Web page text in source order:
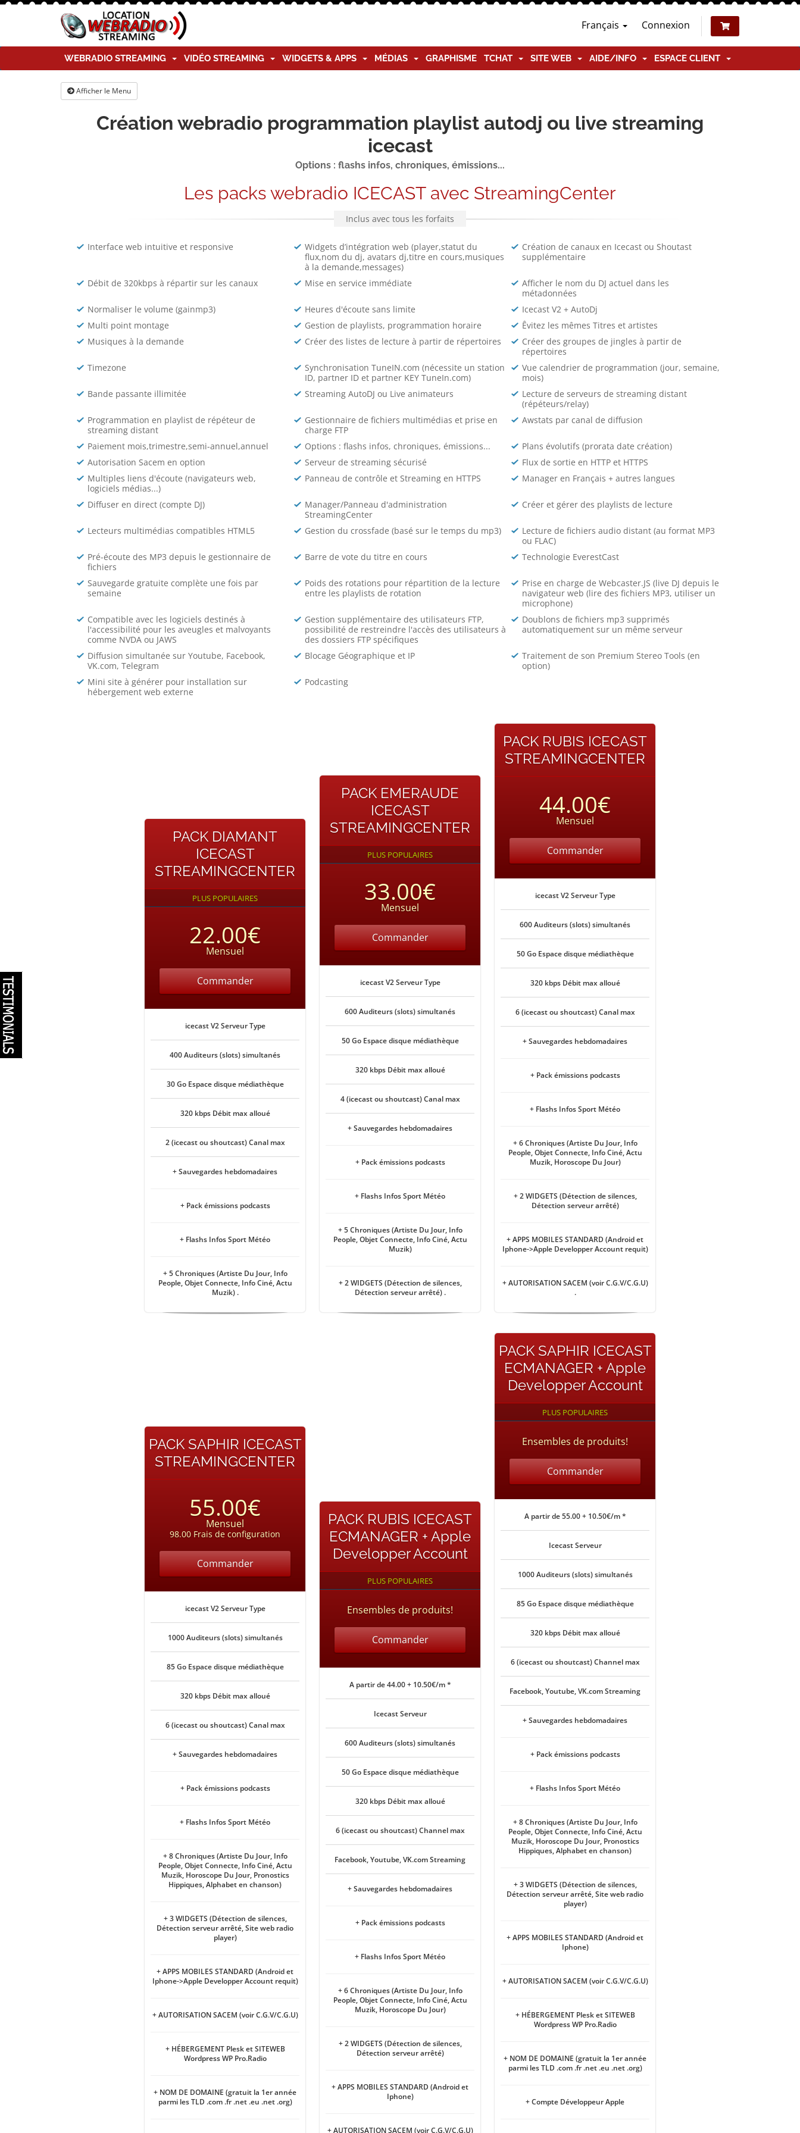
Français Connexion
WEBRADIO STREAMING VIDÉO STREAMING WIDGETS & APPS MÉDIAS GRAPHISME TCHAT SITE WEB AIDE/INFO ESPACE CLIENT
Afficher le Menu
Création webradio programmation playlist autodj ou live streaming
icecast
Options : flashs infos, chroniques, émissions...
Les packs webradio ICECAST avec StreamingCenter
Inclus avec tous les forfaits
Interface web intuitive et responsive
Widgets d’intégration web (player,statut du
flux,nom du dj, avatars dj,titre en cours,musiques
à la demande,messages)
Création de canaux en Icecast ou Shoutast
supplémentaire
Débit de 320kbps à répartir sur les canaux Mise en service immédiate
Afficher le nom du DJ actuel dans les
métadonnées
Normaliser le volume (gainmp3)
Heures d'écoute sans limite
Icecast V2 + AutoDj
Multi point montage
Gestion de playlists, programmation horaire
Êvitez les mêmes Titres et artistes
Musiques à la demande
Créer des listes de lecture à partir de répertoires
Créer des groupes de jingles à partir de
répertoires
Timezone
Synchronisation TuneIN.com (nécessite un station
ID, partner ID et partner KEY TuneIn.com)
Vue calendrier de programmation (jour, semaine,
mois)
Bande passante illimitée
Streaming AutoDJ ou Live animateurs
Lecture de serveurs de streaming distant
(répéteurs/relay)
Programmation en playlist de répéteur de
streaming distant
Gestionnaire de fichiers multimédias et prise en
charge FTP
Awstats par canal de diffusion
Paiement mois,trimestre,semi-annuel,annuel Options : flashs infos, chroniques, émissions...
Plans évolutifs (prorata date création)
Autorisation Sacem en option
Serveur de streaming sécurisé
Flux de sortie en HTTP et HTTPS
Multiples liens d'écoute (navigateurs web,
logiciels médias...)
Panneau de contrôle et Streaming en HTTPS Manager en Français + autres langues
Diffuser en direct (compte DJ)
Manager/Panneau d'administration
StreamingCenter
Créer et gérer des playlists de lecture
Lecteurs multimédias compatibles HTML5 Gestion du crossfade (basé sur le temps du mp3)
Lecture de fichiers audio distant (au format MP3
ou FLAC)
Pré-écoute des MP3 depuis le gestionnaire de
fichiers
Barre de vote du titre en cours Technologie EverestCast
Sauvegarde gratuite complète une fois par
semaine
Poids des rotations pour répartition de la lecture
entre les playlists de rotation
Prise en charge de Webcaster.JS (live DJ depuis le
navigateur web (lire des fichiers MP3, utiliser un
microphone)
Compatible avec les logiciels destinés à
l'accessibilité pour les aveugles et malvoyants
comme NVDA ou JAWS
Gestion supplémentaire des utilisateurs FTP,
possibilité de restreindre l'accès des utilisateurs à
des dossiers FTP spécifiques
Doublons de fichiers mp3 supprimés
automatiquement sur un même serveur
Diffusion simultanée sur Youtube, Facebook,
VK.com, Telegram
Blocage Géographique et IP
Traitement de son Premium Stereo Tools (en
option)
Mini site à générer pour installation sur
hébergement web externe
Podcasting
PACK DIAMANT
ICECAST
STREAMINGCENTER
PLUS POPULAIRES
22.00€
Mensuel
Commander
icecast V2 Serveur Type
400 Auditeurs (slots) simultanés
30 Go Espace disque médiathèque
320 kbps Débit max alloué
2 (icecast ou shoutcast) Canal max
+ Sauvegardes hebdomadaires
+ Pack émissions podcasts
+ Flashs Infos Sport Météo
+ 5 Chroniques (Artiste Du Jour, Info
People, Objet Connecte, Info Ciné, Actu
Muzik) .
PACK EMERAUDE
ICECAST
STREAMINGCENTER
PLUS POPULAIRES
33.00€
Mensuel
Commander
icecast V2 Serveur Type
600 Auditeurs (slots) simultanés
50 Go Espace disque médiathèque
320 kbps Débit max alloué
4 (icecast ou shoutcast) Canal max
+ Sauvegardes hebdomadaires
+ Pack émissions podcasts
+ Flashs Infos Sport Météo
+ 5 Chroniques (Artiste Du Jour, Info
People, Objet Connecte, Info Ciné, Actu
Muzik)
+ 2 WIDGETS (Détection de silences,
Détection serveur arrêté) .
PACK RUBIS ICECAST
STREAMINGCENTER
44.00€
Mensuel
Commander
icecast V2 Serveur Type
600 Auditeurs (slots) simultanés
50 Go Espace disque médiathèque
320 kbps Débit max alloué
6 (icecast ou shoutcast) Canal max
+ Sauvegardes hebdomadaires
+ Pack émissions podcasts
+ Flashs Infos Sport Météo
+ 6 Chroniques (Artiste Du Jour, Info
People, Objet Connecte, Info Ciné, Actu
Muzik, Horoscope Du Jour)
+ 2 WIDGETS (Détection de silences,
Détection serveur arrêté)
+ APPS MOBILES STANDARD (Android et
Iphone->Apple Developper Account requit)
+ AUTORISATION SACEM (voir C.G.V/C.G.U)
.
PACK SAPHIR ICECAST
STREAMINGCENTER
55.00€
Mensuel
98.00 Frais de configuration
Commander
icecast V2 Serveur Type
1000 Auditeurs (slots) simultanés
85 Go Espace disque médiathèque
320 kbps Débit max alloué
6 (icecast ou shoutcast) Canal max
+ Sauvegardes hebdomadaires
+ Pack émissions podcasts
+ Flashs Infos Sport Météo
+ 8 Chroniques (Artiste Du Jour, Info
People, Objet Connecte, Info Ciné, Actu
Muzik, Horoscope Du Jour, Pronostics
Hippiques, Alphabet en chanson)
+ 3 WIDGETS (Détection de silences,
Détection serveur arrêté, Site web radio
player)
+ APPS MOBILES STANDARD (Android et
Iphone->Apple Developper Account requit)
+ AUTORISATION SACEM (voir C.G.V/C.G.U)
+ HÉBERGEMENT Plesk et SITEWEB
Wordpress WP Pro.Radio
+ NOM DE DOMAINE (gratuit la 1er année
parmi les TLD .com .fr .net .eu .net .org)
PACK RUBIS ICECAST
ECMANAGER + Apple
Developper Account
PLUS POPULAIRES
Ensembles de produits!
Commander
A partir de 44.00 + 10.50€/m *
Icecast Serveur
600 Auditeurs (slots) simultanés
50 Go Espace disque médiathèque
320 kbps Débit max alloué
6 (icecast ou shoutcast) Channel max
Facebook, Youtube, VK.com Streaming
+ Sauvegardes hebdomadaires
+ Pack émissions podcasts
+ Flashs Infos Sport Météo
+ 6 Chroniques (Artiste Du Jour, Info
People, Objet Connecte, Info Ciné, Actu
Muzik, Horoscope Du Jour)
+ 2 WIDGETS (Détection de silences,
Détection serveur arrêté)
+ APPS MOBILES STANDARD (Android et
Iphone)
+ AUTORISATION SACEM (voir C.G.V/C.G.U)
PACK SAPHIR ICECAST
ECMANAGER + Apple
Developper Account
PLUS POPULAIRES
Ensembles de produits!
Commander
A partir de 55.00 + 10.50€/m *
Icecast Serveur
1000 Auditeurs (slots) simultanés
85 Go Espace disque médiathèque
320 kbps Débit max alloué
6 (icecast ou shoutcast) Channel max
Facebook, Youtube, VK.com Streaming
+ Sauvegardes hebdomadaires
+ Pack émissions podcasts
+ Flashs Infos Sport Météo
+ 8 Chroniques (Artiste Du Jour, Info
People, Objet Connecte, Info Ciné, Actu
Muzik, Horoscope Du Jour, Pronostics
Hippiques, Alphabet en chanson)
+ 3 WIDGETS (Détection de silences,
Détection serveur arrêté, Site web radio
player)
+ APPS MOBILES STANDARD (Android et
Iphone)
+ AUTORISATION SACEM (voir C.G.V/C.G.U)
+ HÉBERGEMENT Plesk et SITEWEB
Wordpress WP Pro.Radio
+ NOM DE DOMAINE (gratuit la 1er année
parmi les TLD .com .fr .net .eu .net .org)
+ Compte Développeur Apple